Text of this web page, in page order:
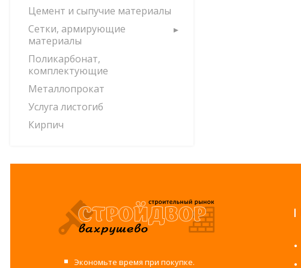
Цемент и сыпучие материалы
Сетки, армирующие
материалы
Поликарбонат,
комплектующие
Металлопрокат
Услуга листогиб
Кирпич
Экономьте время при покупке.